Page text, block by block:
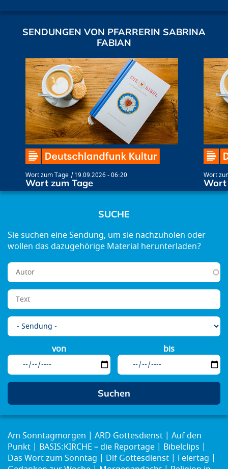
SENDUNGEN VON PFARRERIN SABRINA
FABIAN
Wort zum Tage 19.09.2026 - 06:20
Wort zum Tage
Wort
Wort
SUCHE
von bis
Am Sonntagmorgen ARD Gottesdienst
Auf den
Punkt
BASIS:KIRCHE – die Reportage
Bibelclips
Das Wort zum Sonntag
Dlf Gottesdienst
Feiertag